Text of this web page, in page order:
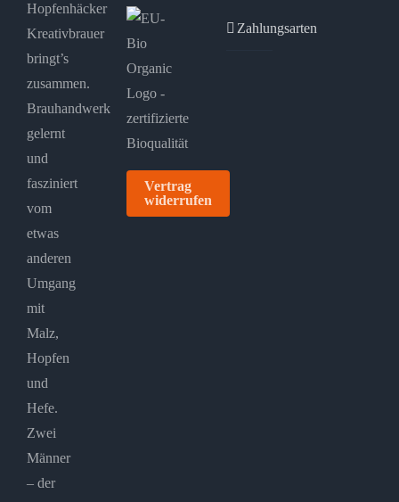
Hopfenhäcker
Kreativbrauer
bringt’s
zusammen.
Brauhandwerk
gelernt
und
fasziniert
vom
etwas
anderen
Umgang
mit
Malz,
Hopfen
und
Hefe.
Zwei
Männer
– der
Vertrag
widerrufen
Zahlungsarten